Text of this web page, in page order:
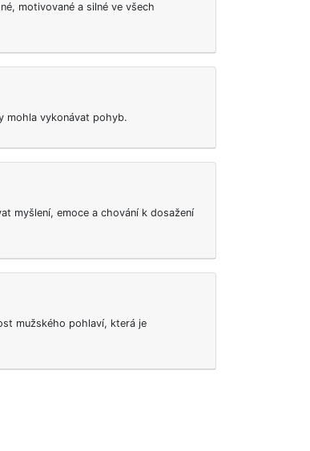
motivované a silné ve všech
mohla vykonávat pohyb.
myšlení, emoce a chování k dosažení
mužského pohlaví, která je